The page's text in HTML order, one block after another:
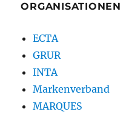
ORGANISATIONEN
ECTA
GRUR
INTA
Markenverband
MARQUES